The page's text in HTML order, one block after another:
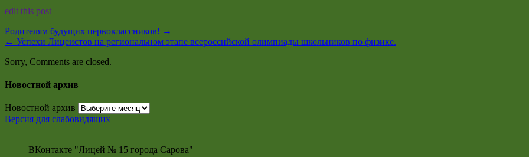
edit this post
Родителям будущих первоклассников! →
← Успехи Лицеистов на региональном этапе всероссийской олимпиады школьников по физике.
Sorry, Comments are closed.
Новостной архив
Новостной архив
Версия для слабовидящих
ВКонтакте "Лицей № 15 города Сарова"